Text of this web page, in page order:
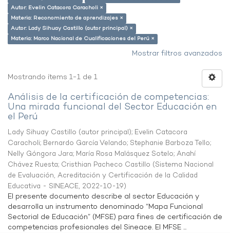
Autor: Evelin Catacora Caracholi ×
Materia: Reconomiento de aprendizajes ×
Autor: Lady Sihuay Castillo (autor principal) ×
Materia: Marco Nacional de Cualificaciones del Perú ×
Mostrar filtros avanzados
Mostrando ítems 1-1 de 1
Análisis de la certificación de competencias:
Una mirada funcional del Sector Educación en
el Perú
Lady Sihuay Castillo (autor principal); Evelin Catacora
Caracholi; Bernardo García Velando; Stephanie Barboza Tello;
Nelly Góngora Jara; María Rosa Malásquez Sotelo; Anahí
Chávez Ruesta; Cristhian Pacheco Castillo (Sistema Nacional
de Evaluación, Acreditación y Certificación de la Calidad
Educativa - SINEACE, 2022-10-19)
El presente documento describe al sector Educación y
desarrolla un instrumento denominado “Mapa Funcional
Sectorial de Educación” (MFSE) para fines de certificación de
competencias profesionales del Sineace. El MFSE ...